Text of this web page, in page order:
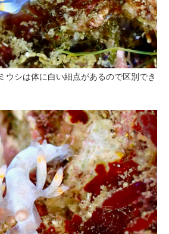
ウシは体に白い細点があるので区別でき